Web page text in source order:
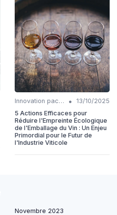
Innovation packaging •
13/10/2025
5 Actions Efficaces pour
Réduire l'Empreinte Écologique
de l'Emballage du Vin : Un Enjeu
Primordial pour le Futur de
l'Industrie Viticole
Novembre 2023